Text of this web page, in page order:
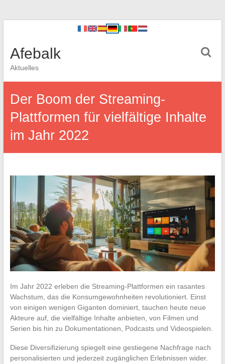
Afebalk
Aktuelles
Der Boom der Streaming-
Plattformen für vielfältige Inhalte
im Jahr 2022
Im Jahr 2022 erleben die Streaming-Plattformen ein rasantes
Wachstum, das die Konsumgewohnheiten revolutioniert. Einst
von einigen wenigen Giganten dominiert, tauchen heute neue
Akteure auf, die vielfältige Inhalte anbieten, von Filmen und
Serien bis hin zu Dokumentationen, Podcasts und Videospielen.
Diese Diversifizierung spiegelt eine gestiegene Nachfrage nach
personalisierten und jederzeit zugänglichen Erlebnissen wider.